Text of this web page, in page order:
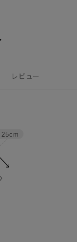
レビュー
25cm